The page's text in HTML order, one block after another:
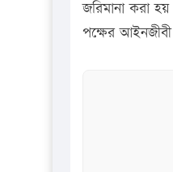
জরিমানা করা
পক্ষের